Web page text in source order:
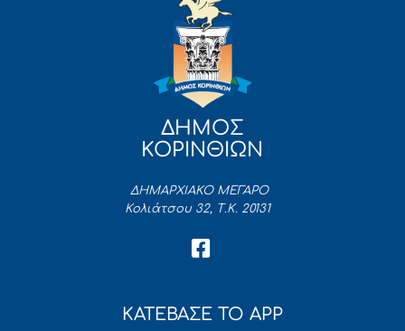
ΔΗΜΟΣ
ΚΟΡΙΝΘΙΩΝ
ΔΗΜΑΡΧΙΑΚΟ ΜΕΓΑΡΟ
Κολιάτσου 32, Τ.Κ. 20131
ΚΑΤΕΒΑΣΕ ΤΟ APP